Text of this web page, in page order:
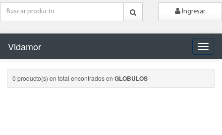
Ingresar
Vidamor
0 producto(s) en total encontrados en GLOBULOS